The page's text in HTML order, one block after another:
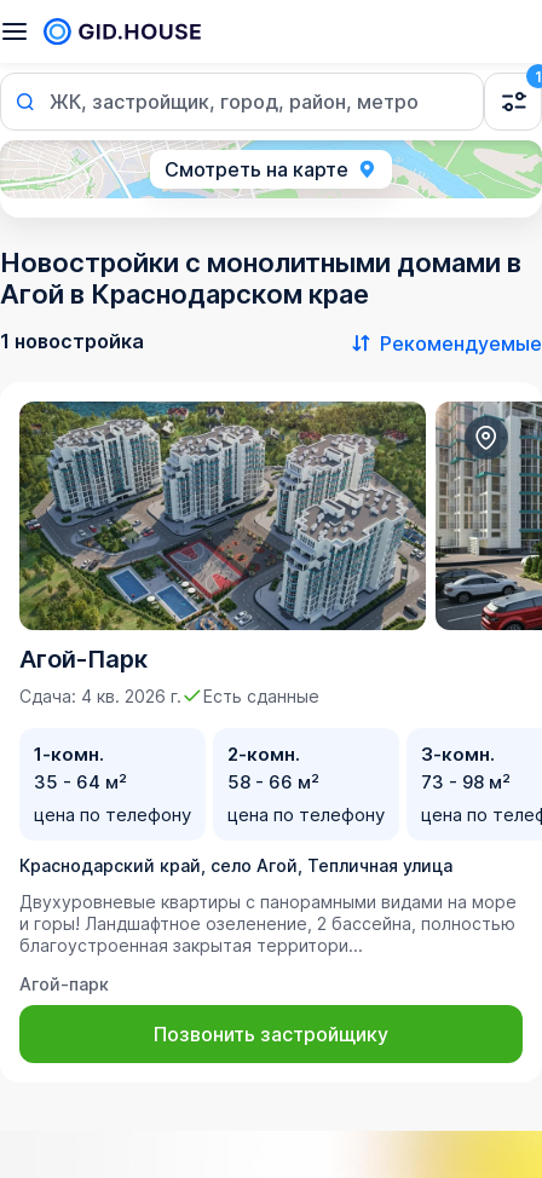
ЖК, застройщик, город, район, метро
1
Смотреть на карте
Новостройки с монолитными домами в
Агой в Краснодарском крае
1 новостройка Рекомендуемые
Агой-Парк
Сдача: 4 кв. 2026 г. Есть сданные
1-комн.
35 - 64 м²
цена по телефону
2-комн.
58 - 66 м²
цена по телефону
3-комн.
73 - 98 м²
цена по
Краснодарский край, село Агой, Тепличная улица
Двухуровневые квартиры с панорамными видами на море
и горы! Ландшафтное озеленение, 2 бассейна, полностью
благоустроенная закрытая территори...
Агой-парк
Позвонить застройщику